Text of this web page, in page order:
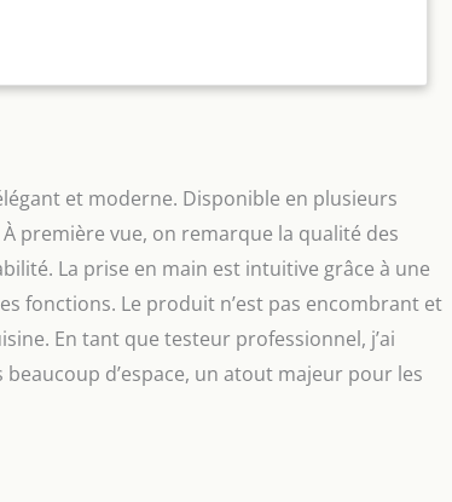
: vous pouvez la glisser dans le sac à
GRANDE QUALITE : vous pouvez les
et au congélateur. Pratiques, elles peuvent
et moderne. Disponible en plusieurs
première vue, on remarque la qualité des
La prise en main est intuitive grâce à une
fonctions. Le produit n’est pas encombrant et
En tant que testeur professionnel, j’ai
d’espace, un atout majeur pour les